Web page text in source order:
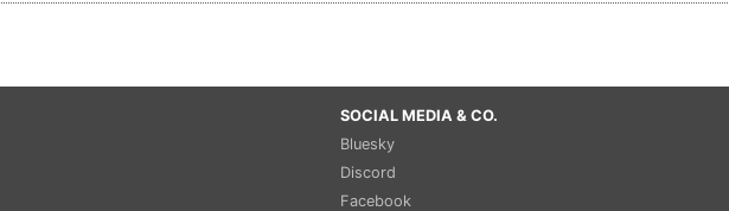
SOCIAL MEDIA & CO.
Bluesky
Discord
Facebook